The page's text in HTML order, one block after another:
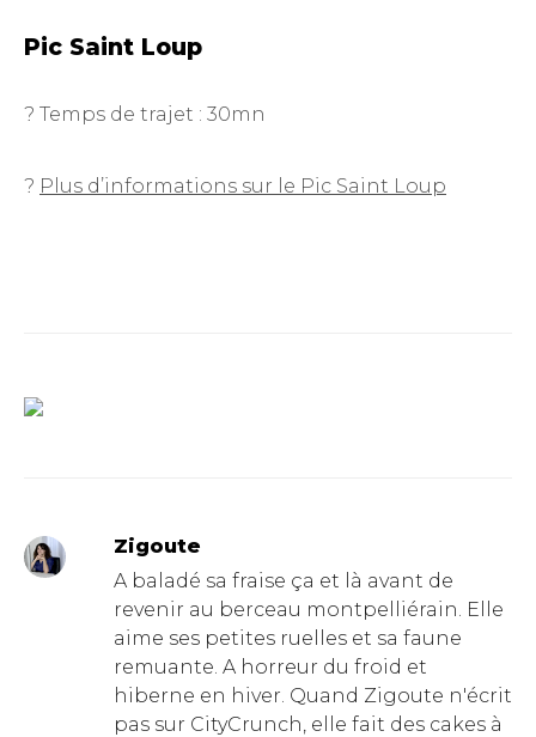
Pic Saint Loup
? Temps de trajet : 30mn
? Plus d’informations sur le Pic Saint Loup
Zigoute
A baladé sa fraise ça et là avant de
revenir au berceau montpelliérain. Elle
aime ses petites ruelles et sa faune
remuante. A horreur du froid et
hiberne en hiver. Quand Zigoute n'écrit
pas sur CityCrunch, elle fait des cakes à